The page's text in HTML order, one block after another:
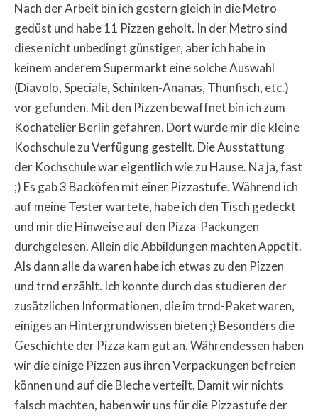
Nach der Arbeit bin ich gestern gleich in die Metro
gedüst und habe 11 Pizzen geholt. In der Metro sind
diese nicht unbedingt günstiger, aber ich habe in
keinem anderem Supermarkt eine solche Auswahl
(Diavolo, Speciale, Schinken-Ananas, Thunfisch, etc.)
vor gefunden. Mit den Pizzen bewaffnet bin ich zum
Kochatelier Berlin gefahren. Dort wurde mir die kleine
Kochschule zu Verfügung gestellt. Die Ausstattung
der Kochschule war eigentlich wie zu Hause. Na ja, fast
;) Es gab 3 Backöfen mit einer Pizzastufe. Während ich
auf meine Tester wartete, habe ich den Tisch gedeckt
und mir die Hinweise auf den Pizza-Packungen
durchgelesen. Allein die Abbildungen machten Appetit.
Als dann alle da waren habe ich etwas zu den Pizzen
und trnd erzählt. Ich konnte durch das studieren der
zusätzlichen Informationen, die im trnd-Paket waren,
einiges an Hintergrundwissen bieten ;) Besonders die
Geschichte der Pizza kam gut an. Währendessen haben
wir die einige Pizzen aus ihren Verpackungen befreien
können und auf die Bleche verteilt. Damit wir nichts
falsch machten, haben wir uns für die Pizzastufe der